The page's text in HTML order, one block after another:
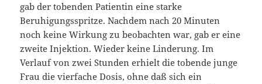
gab der tobenden Patientin eine starke
Beruhigungsspritze. Nachdem nach 20 Minuten
noch keine Wirkung zu beobachten war, gab er eine
zweite Injektion. Wieder keine Linderung. Im
Verlauf von zwei Stunden erhielt die tobende junge
Frau die vierfache Dosis, ohne daß sich ein